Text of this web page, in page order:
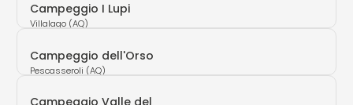
Campeggio I Lupi
Villalago (AQ)
Campeggio dell'Orso
Pescasseroli (AQ)